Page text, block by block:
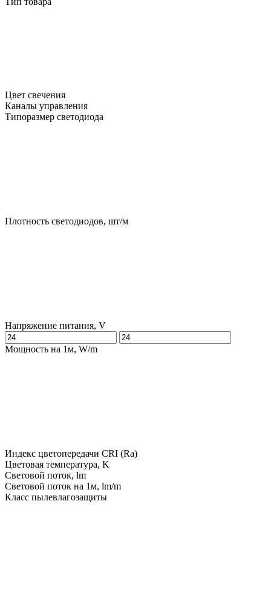
Цвет свечения
Каналы управления
Типоразмер светодиода
Плотность светодиодов, шт/м
Напряжение питания, V
Мощность на 1м, W/m
Индекс цветопередачи CRI (Ra)
Цветовая температура, K
Световой поток, lm
Световой поток на 1м, lm/m
Класс пылевлагозащиты